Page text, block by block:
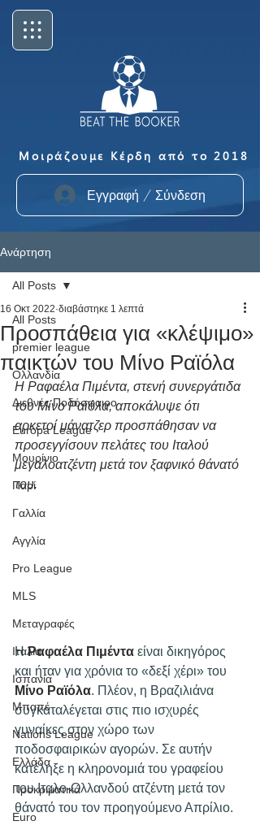
Μοιράζουμε Κέρδη από το 2018
Εγγραφή / Σύνδεση
Ανάρτηση
All Posts
premier league
Ολλανδία
Διεθνές Ποδόσφαιρο
Europa League
Μουρίνιο
Παρί
Γαλλία
Αγγλία
Pro League
MLS
Μεταγραφές
Ιταλία
Ισπανία
Μπαπέ
Nations League
Ελλάδα
Προκριματικά
Euro
All Posts
Προσπάθεια για «κλέψιμο»
παικτών του Μίνο Ραϊόλα
16 Οκτ 2022 διαβάστηκε 1 λεπτά
Η Ραφαέλα Πιμέντα, στενή συνεργάτιδα
του Μίνο Ραϊόλα, αποκάλυψε ότι
αρκετοί μάνατζερ προσπάθησαν να
προσεγγίσουν πελάτες του Ιταλού
μεγαλοατζέντη μετά τον ξαφνικό θάνατό
του.
Η Ραφαέλα Πιμέντα είναι δικηγόρος
και ήταν για χρόνια το «δεξί χέρι» του
Μίνο Ραϊόλα. Πλέον, η Βραζιλιάνα
συγκαταλέγεται στις πιο ισχυρές
γυναίκες στον χώρο των
ποδοσφαιρικών αγορών. Σε αυτήν
κατέληξε η κληρονομιά του γραφείου
του Ιταλο-Ολλανδού ατζέντη μετά τον
θάνατό του τον προηγούμενο Απρίλιο.